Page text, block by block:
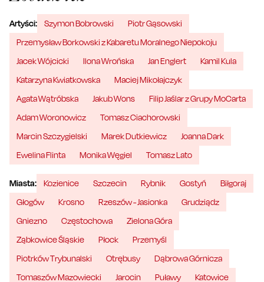
Artyści: Szymon Bobrowski
Piotr Gąsowski
Przemysław Borkowski z Kabaretu Moralnego Niepokoju
Jacek Wójcicki
Ilona Wrońska Jan Englert
Kamil Kula
Katarzyna Kwiatkowska
Maciej Mikołajczyk
Agata Wątróbska
Jakub Wons
Filip Jaślar z Grupy MoCarta
Adam Woronowicz
Tomasz Ciachorowski
Marcin Szczygielski
Marek Dutkiewicz
Joanna Dark
Ewelina Flinta
Monika Węgiel Tomasz Lato
Miasta: Kozienice Szczecin Rybnik Gostyń
Biłgoraj
Głogów
Krosno Rzeszów - Jasionka
Grudziądz
Gniezno
Częstochowa
Zielona Góra
Ząbkowice Śląskie
Płock
Przemyśl
Piotrków Trybunalski
Otrębusy
Dąbrowa Górnicza
Tomaszów Mazowiecki
Jarocin Puławy
Katowice